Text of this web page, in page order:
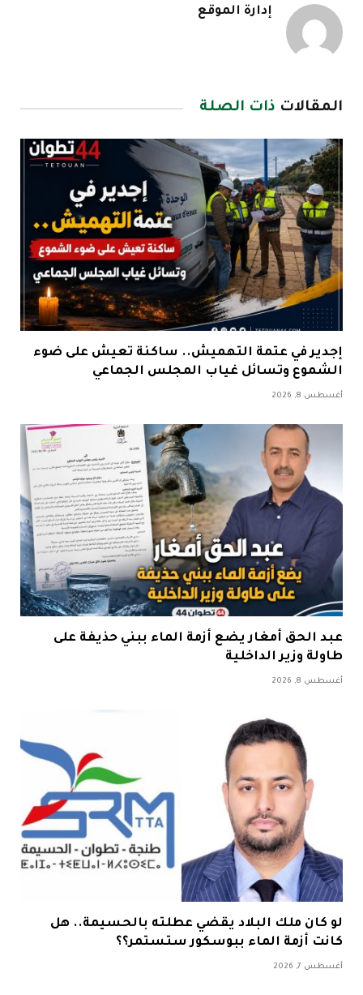
إدارة الموقع
المقالات ذات الصلة
إجدير في عتمة التهميش.. ساكنة تعيش على ضوء
الشموع وتسائل غياب المجلس الجماعي
أغسطس 8, 2026
عبد الحق أمغار يضع أزمة الماء ببني حذيفة على
طاولة وزير الداخلية
أغسطس 8, 2026
لو كان ملك البلاد يقضي عطلته بالحسيمة.. هل
كانت أزمة الماء ببوسكور ستستمر؟؟
أغسطس 7, 2026